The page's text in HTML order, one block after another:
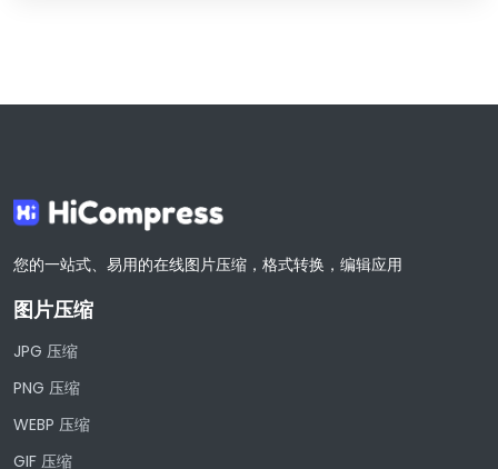
您的一站式、易用的在线图片压缩，格式转换，编辑应用
图片压缩
JPG 压缩
PNG 压缩
WEBP 压缩
GIF 压缩